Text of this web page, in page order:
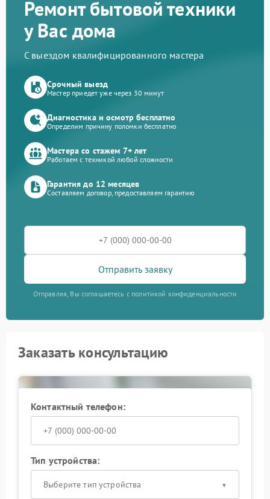
Ремонт бытовой техники
у Вас дома
С выездом квалифицированного мастера
Срочный выезд
Мастер приедет уже через 30 минут
Диагностика и осмотр бесплатно
Определим причину поломки бесплатно
Мастера со стажем 7+ лет
Работаем с техникой любой сложности
Гарантия до 12 месяцев
Составляем договор, предоставляем гарантию
Отправить заявку
Отправляя, Вы соглашаетесь с политикой конфиденциальности
Заказать консультацию
Контактный телефон:
Тип устройства:
Выберите тип устройства